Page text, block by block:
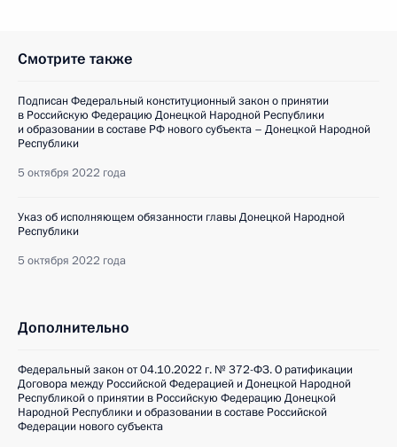
Смотрите также
Подписан Федеральный конституционный закон о принятии
в Российскую Федерацию Донецкой Народной Республики
и образовании в составе РФ нового субъекта – Донецкой Народной
Республики
5 октября 2022 года
Указ об исполняющем обязанности главы Донецкой Народной
Республики
5 октября 2022 года
Дополнительно
Федеральный закон от 04.10.2022 г. № 372-ФЗ. О ратификации
Договора между Российской Федерацией и Донецкой Народной
Республикой о принятии в Российскую Федерацию Донецкой
Народной Республики и образовании в составе Российской
Федерации нового субъекта